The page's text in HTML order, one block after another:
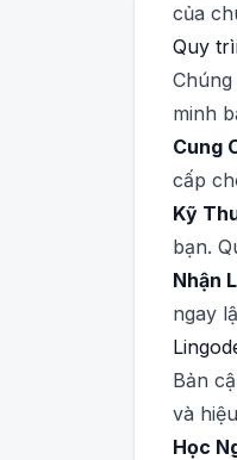
của
Quy
minh
Cung
cấp
Kỹ
bạn.
Nhận
ngay
Bản
và
Học